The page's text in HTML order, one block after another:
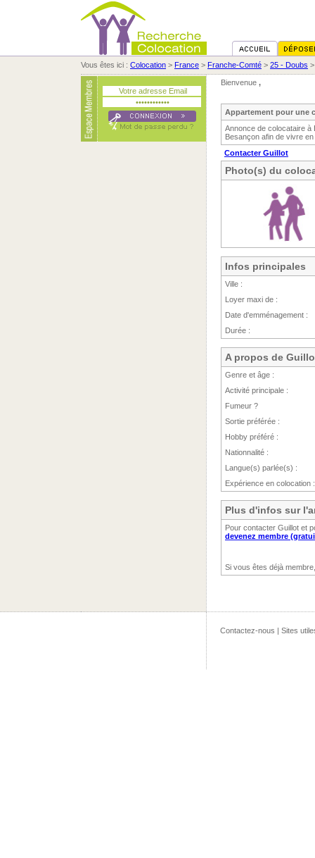
Vous êtes ici : Colocation > France > Franche-Comté > 25 - Doubs
Bienvenue ,
Appartement pour une
Annonce de colocataire à
Besançon afin de vivre
Contacter Guillot
Photo(s) du
Infos principales
Ville :
Loyer maxi de :
Date d'emménagement :
Durée :
A propos de
Genre et âge :
Activité principale :
Fumeur ?
Sortie préférée :
Hobby préféré :
Nationnalité :
Langue(s) parlée(s) :
Expérience en colocation :
Plus d'infos sur
Pour contacter Guillot et
devenez membre
Si vous êtes déjà
Contactez-nous | Sites